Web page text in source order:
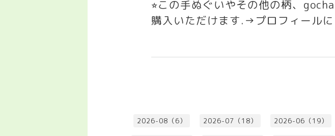
⭐︎この手ぬぐいやその他の柄、 gocha
購入いただけます.→ プロフィール
2026-08（6） 2026-07（18） 2026-06（19）